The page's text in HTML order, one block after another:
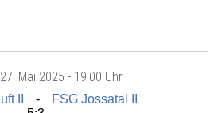
Mai 2025 - 19:00 Uhr
II
FSG Jossatal II